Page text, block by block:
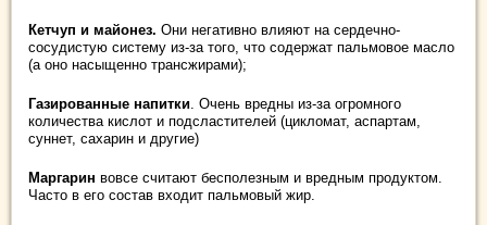
Кетчуп и майонез. Они негативно влияют на сердечно-
сосудистую систему из-за того, что содержат пальмовое масло
(а оно насыщенно трансжирами);
Газированные напитки. Очень вредны из-за огромного
количества кислот и подсластителей (цикломат, аспартам,
суннет, сахарин и другие)
Маргарин вовсе считают бесполезным и вредным продуктом.
Часто в его состав входит пальмовый жир.